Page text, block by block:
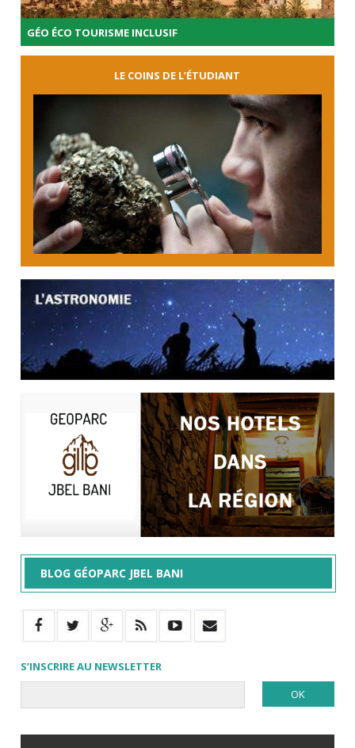
GÉO ÉCO TOURISME INCLUSIF
LE COINS DE L’ÉTUDIANT
BLOG GÉOPARC JBEL BANI
S’INSCRIRE AU NEWSLETTER